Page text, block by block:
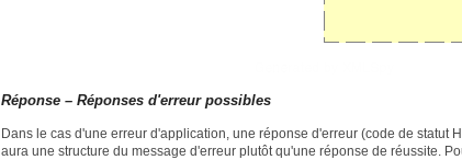
Réponse – Réponses d'erreur possibles
Dans le cas d'une erreur d'application, une réponse d'erreur (code de statut
aura une structure du message d'erreur plutôt qu'une réponse de réussite.